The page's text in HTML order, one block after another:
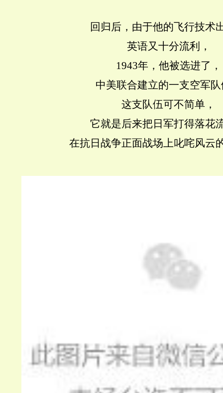
回归后，由于他的飞行技术
英语又十分流利，
1943年，他被选进了，
中美联合建立的一支空军
这支队伍可不简单，
它就是后来把日军打得落花
在抗日战争正面战场上叱咤风云